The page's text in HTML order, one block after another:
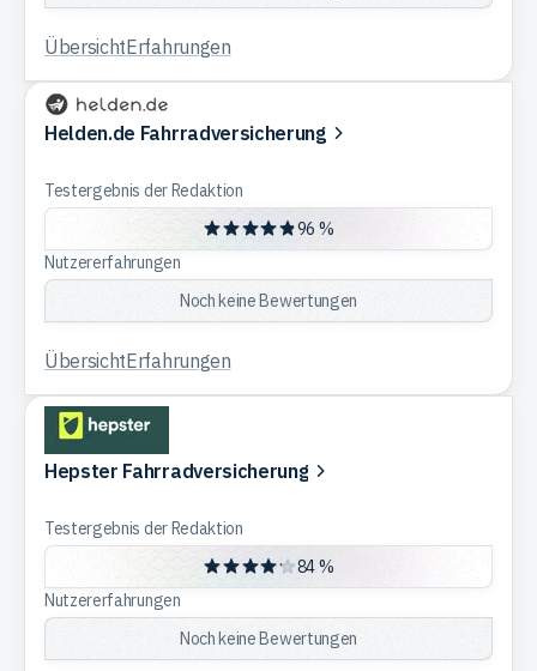
ÜbersichtErfahrungen
Helden.de Fahrradversicherung
Testergebnis der Redaktion
96 %
Nutzererfahrungen
Noch keine Bewertungen
ÜbersichtErfahrungen
Hepster Fahrradversicherung
Testergebnis der Redaktion
84 %
Nutzererfahrungen
Noch keine Bewertungen